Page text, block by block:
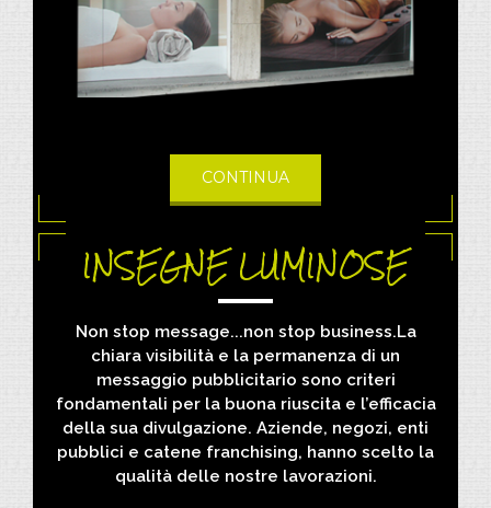
CONTINUA
INSEGNE LUMINOSE
Non stop message...non stop business.La
chiara visibilità e la permanenza di un
messaggio pubblicitario sono criteri
fondamentali per la buona riuscita e l’efficacia
della sua divulgazione. Aziende, negozi, enti
pubblici e catene franchising, hanno scelto la
qualità delle nostre lavorazioni.